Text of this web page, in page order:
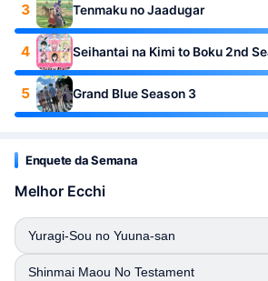
3 Tenmaku no Jaadugar
4 Seihantai na Kimi to Boku 2nd
5 Grand Blue Season 3
Enquete da Semana
Melhor Ecchi
Yuragi-Sou no Yuuna-san
Shinmai Maou No Testament